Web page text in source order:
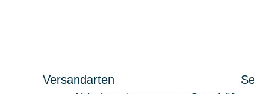
Versandarten